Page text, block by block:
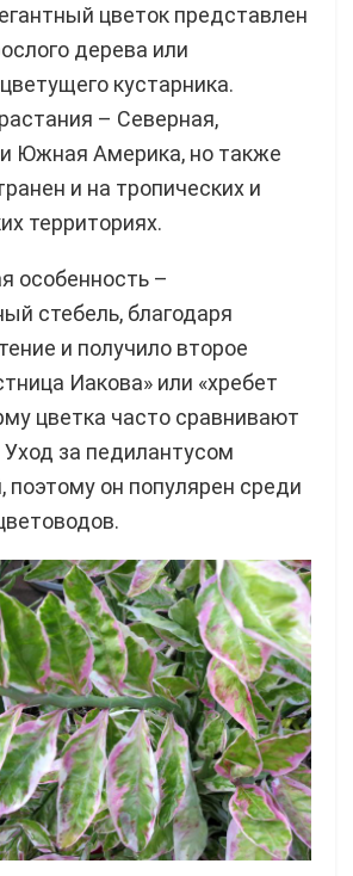
цветок представлен
дерева или
кустарника.
– Северная,
Южная Америка, но также
и на тропических и
территориях.
особенность –
стебель, благодаря
и получило второе
Иакова» или «хребет
цветка часто сравнивают
за педилантусом
он популярен среди